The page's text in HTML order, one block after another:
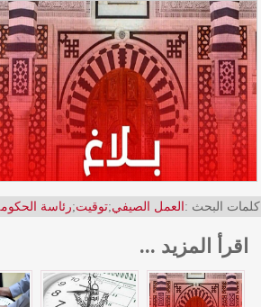
كلمات البحث : العمل الصيفي;توقيت;رئاسة
اقرأ المزيد ...